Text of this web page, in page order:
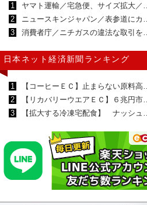
1
ヤマト運輸／宅急便、サイズ拡大／…
2
ニュースキンジャパン／表参道にカ…
3
消費者庁／ニチガスの違法な取引を…
日本ネット経済新聞ランキング
1
【コーヒーＥＣ】止まらない原料高…
2
【リカバリーウエアＥＣ】６兆円市…
3
【拡大する冷凍宅配食】 ナッシュ…